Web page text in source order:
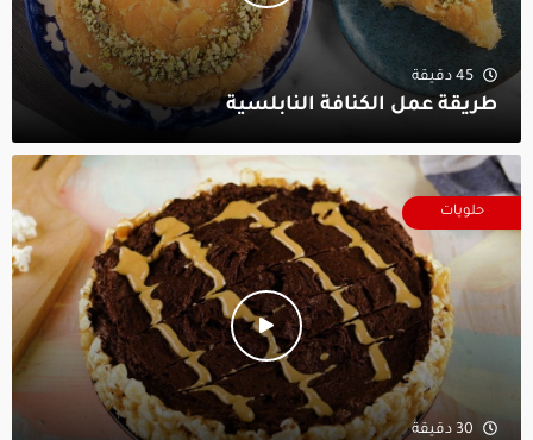
45 دقيقة
طريقة عمل الكنافة النابلسية
حلويات
30 دقيقة